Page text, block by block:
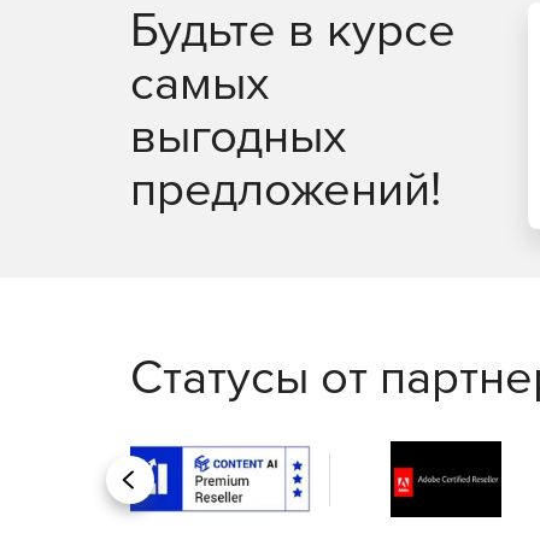
Будьте в курсе
самых
выгодных
предложений!
Статусы от
Назад